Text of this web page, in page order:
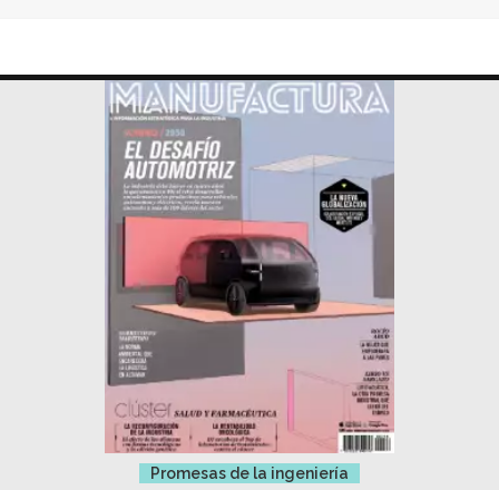
Promesas de la ingeniería